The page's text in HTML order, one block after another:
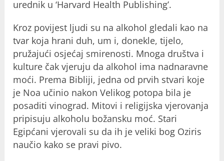
urednik u ‘Harvard Health Publishing’.
Kroz povijest ljudi su na alkohol gledali kao na
tvar koja hrani duh, um i, donekle, tijelo,
pružajući osjećaj smirenosti. Mnoga društva i
kulture čak vjeruju da alkohol ima nadnaravne
moći. Prema Bibliji, jedna od prvih stvari koje
je Noa učinio nakon Velikog potopa bila je
posaditi vinograd. Mitovi i religijska vjerovanja
pripisuju alkoholu božansku moć. Stari
Egipćani vjerovali su da ih je veliki bog Oziris
naučio kako se pravi pivo.